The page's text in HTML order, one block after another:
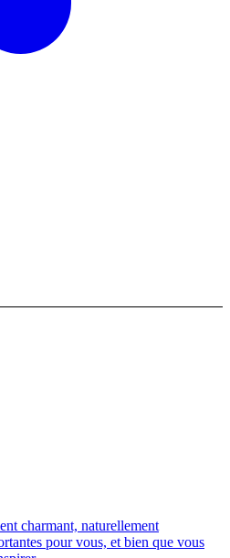
charmant, naturellement
pour vous, et bien que vous